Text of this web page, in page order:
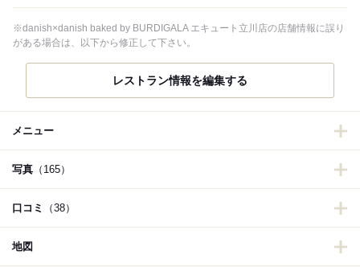
※danish×danish baked by BURDIGALA エキュート立川店の店舗情報に誤り
がある場合は、以下から修正して下さい。
レストラン情報を編集する
メニュー
写真 （165）
口コミ （38）
地図